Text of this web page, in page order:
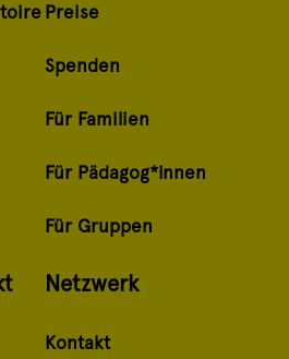
Preise
Spenden
Für Familien
Für Pädagog*innen
Für Gruppen
Netzwerk
Kontakt